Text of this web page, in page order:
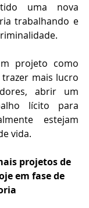
uma nova
trabalhando e
projeto como
mais lucro
abrir um
lícito para
estejam
vida.
projetos de
em fase de